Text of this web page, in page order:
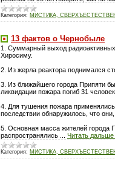
Категория: МИСТИКА,
13 фактов о Чернобыле
1. Суммарный выход
Хиросиму.
2. Из жерла реактора поднимался
3. Из ближайшего города Припяти
ликвидации пожара погиб 31 человек.
4. Для тушения пожара
последствии обнаружилось, что
5. Основная масса жителей города
распространялись
Читать дальше
Категория: МИСТИКА,